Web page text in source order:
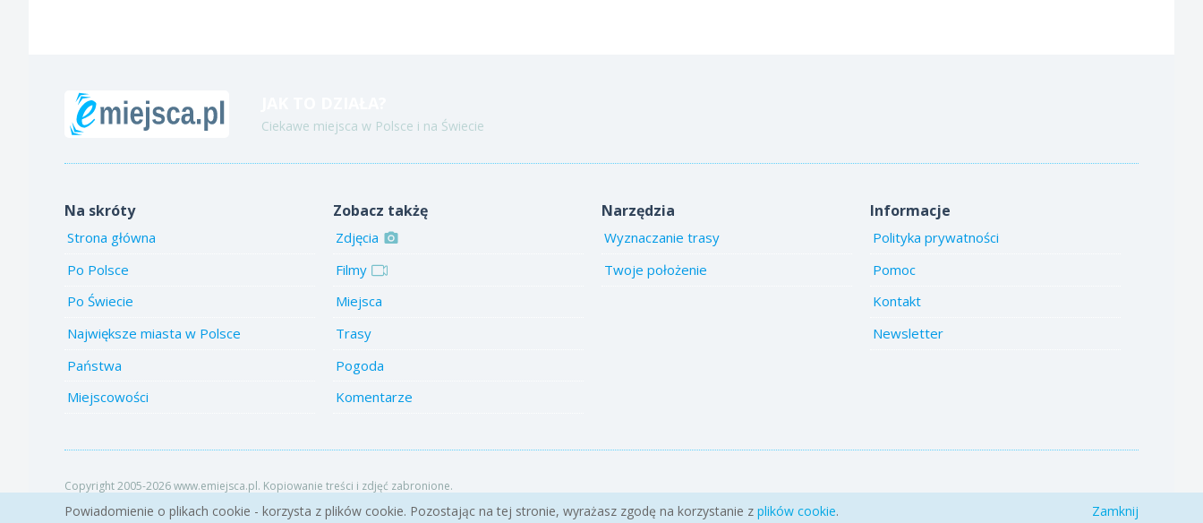
Ciekawe miejsca w Polsce i na Świecie
Na skróty
Strona główna
Po Polsce
Po Świecie
Największe miasta w Polsce
Państwa
Miejscowości
Zobacz takżę
Zdjęcia
Filmy
Miejsca
Trasy
Pogoda
Komentarze
Narzędzia
Wyznaczanie trasy
Twoje położenie
Informacje
Polityka prywatności
Pomoc
Kontakt
Newsletter
Copyright 2005-2026 www.emiejsca.pl. Kopiowanie treści i zdjęć zabronione.
Powiadomienie o plikach cookie - korzysta z plików cookie. Pozostając na tej stronie, wyrażasz zgodę na korzystanie z plików cookie. Zamknij